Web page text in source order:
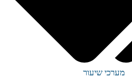
מערכי שיעור